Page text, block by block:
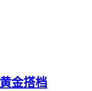
金搭档